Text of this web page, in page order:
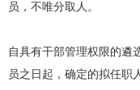
员，不唯分取人。
自具有干部管理权限的遴
员之日起，确定的拟任职